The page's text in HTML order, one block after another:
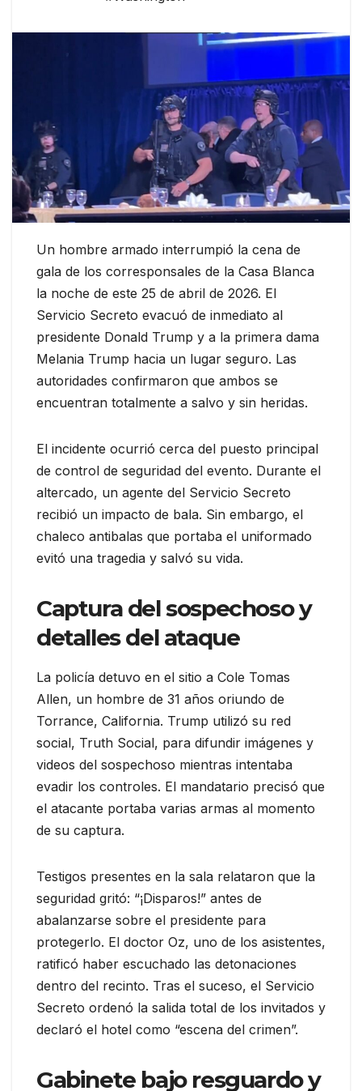
Un hombre armado interrumpió la cena de
gala de los corresponsales de la Casa Blanca
la noche de este 25 de abril de 2026. El
Servicio Secreto evacuó de inmediato al
presidente Donald Trump y a la primera dama
Melania Trump hacia un lugar seguro. Las
autoridades confirmaron que ambos se
encuentran totalmente a salvo y sin heridas.
El incidente ocurrió cerca del puesto principal
de control de seguridad del evento. Durante el
altercado, un agente del Servicio Secreto
recibió un impacto de bala. Sin embargo, el
chaleco antibalas que portaba el uniformado
evitó una tragedia y salvó su vida.
Captura del sospechoso y
detalles del ataque
La policía detuvo en el sitio a Cole Tomas
Allen, un hombre de 31 años oriundo de
Torrance, California. Trump utilizó su red
social, Truth Social, para difundir imágenes y
videos del sospechoso mientras intentaba
evadir los controles. El mandatario precisó que
el atacante portaba varias armas al momento
de su captura.
Testigos presentes en la sala relataron que la
seguridad gritó: “¡Disparos!” antes de
abalanzarse sobre el presidente para
protegerlo. El doctor Oz, uno de los asistentes,
ratificó haber escuchado las detonaciones
dentro del recinto. Tras el suceso, el Servicio
Secreto ordenó la salida total de los invitados y
declaró el hotel como “escena del crimen”.
Gabinete bajo resguardo y